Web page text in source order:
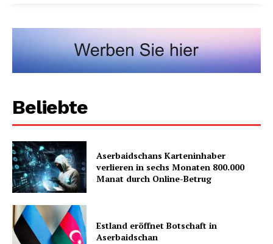
Beliebte
Aserbaidschans Karteninhaber
verlieren in sechs Monaten 800.000
Manat durch Online-Betrug
Estland eröffnet Botschaft in
Aserbaidschan